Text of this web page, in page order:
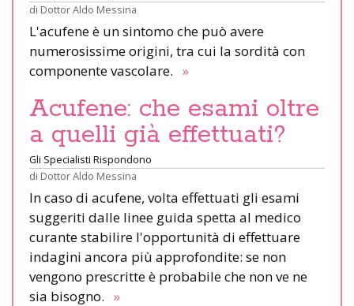
di Dottor Aldo Messina
L'acufene è un sintomo che può avere
numerosissime origini, tra cui la sordità con
componente vascolare. »
Acufene: che esami oltre
a quelli già effettuati?
Gli Specialisti Rispondono
di Dottor Aldo Messina
In caso di acufene, volta effettuati gli esami
suggeriti dalle linee guida spetta al medico
curante stabilire l'opportunità di effettuare
indagini ancora più approfondite: se non
vengono prescritte è probabile che non ve ne
sia bisogno. »